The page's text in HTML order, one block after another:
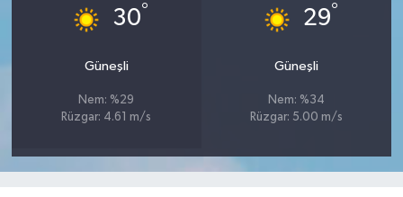
30°
Güneşli
Nem: %29
Rüzgar: 4.61 m/s
29°
Güneşli
Nem: %34
Rüzgar: 5.00 m/s